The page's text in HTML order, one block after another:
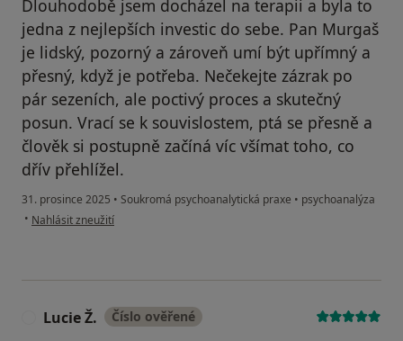
Dlouhodobě jsem docházel na terapii a byla to
jedna z nejlepších investic do sebe. Pan Murgaš
je lidský, pozorný a zároveň umí být upřímný a
přesný, když je potřeba. Nečekejte zázrak po
pár sezeních, ale poctivý proces a skutečný
posun. Vrací se k souvislostem, ptá se přesně a
člověk si postupně začíná víc všímat toho, co
dřív přehlížel.
31. prosince 2025 • Soukromá psychoanalytická praxe • psychoanalýza
• podle názoru uživatele M.S.
Nahlásit zneužití
Lucie Ž. Číslo ověřené